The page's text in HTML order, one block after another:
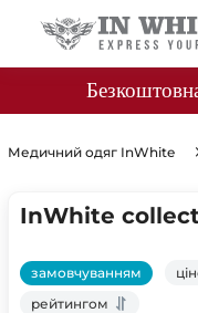
Медичний одяг InWhite
InWhite
замовчуванням
рейтингом